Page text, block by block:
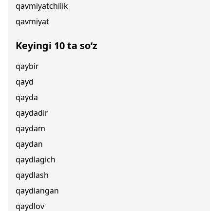
qavmiyatchilik
qavmiyat
Keyingi 10 ta so‘z
qaybir
qayd
qayda
qaydadir
qaydam
qaydan
qaydlagich
qaydlash
qaydlangan
qaydlov